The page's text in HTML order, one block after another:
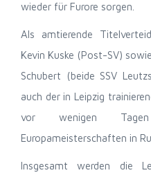
wieder für Furore sorgen.
Als amtierende
Kevin Kuske (Post-SV)
Schubert (beide SSV
auch der in Leipzig
vor wenigen
Europameisterschaften in
Insgesamt werden die